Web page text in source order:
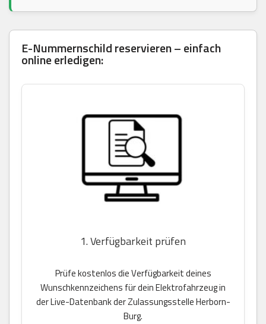
E-Nummernschild reservieren – einfach
online erledigen:
1. Verfügbarkeit prüfen
Prüfe kostenlos die Verfügbarkeit deines
Wunschkennzeichens für dein Elektrofahrzeug in
der Live-Datenbank der Zulassungsstelle Herborn-
Burg.